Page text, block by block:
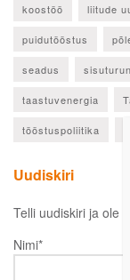
koostöö liitude
puidutööstus
seadus
taastuvenergia
tööstuspoliitika
Uudiskiri
Telli uudiskiri ja ole
Nimi*